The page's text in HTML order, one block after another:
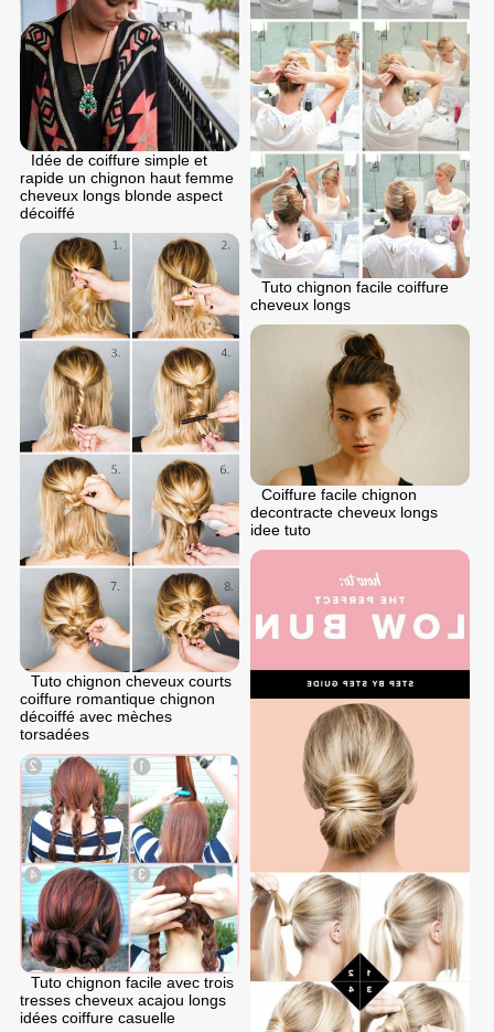
Tuto chignon facile coiffure
cheveux longs
Idée de coiffure simple et
rapide un chignon haut femme
cheveux longs blonde aspect
décoiffé
Tuto chignon cheveux courts
coiffure romantique chignon
décoiffé avec mèches
torsadées
Coiffure facile chignon
decontracte cheveux longs
idee tuto
Tuto chignon facile avec trois
tresses cheveux acajou longs
idées coiffure casuelle